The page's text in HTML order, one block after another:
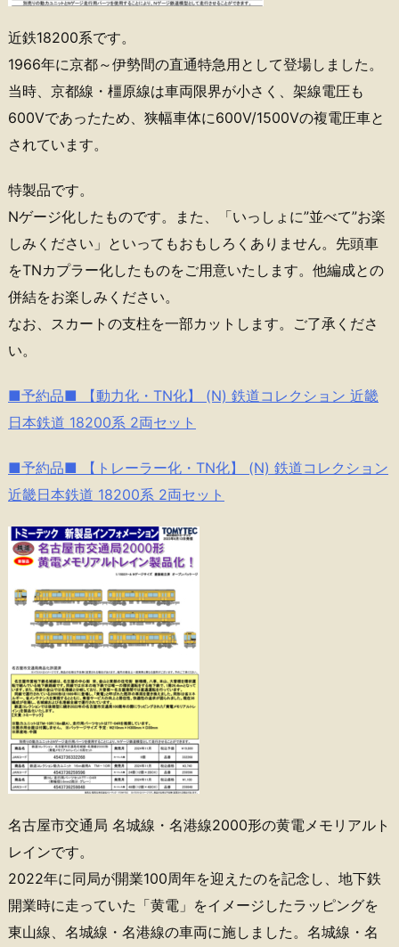
近鉄18200系です。
1966年に京都～伊勢間の直通特急用として登場しました。
当時、京都線・橿原線は車両限界が小さく、架線電圧も
600Vであったため、狭幅車体に600V/1500Vの複電圧車と
されています。
特製品です。
Nゲージ化したものです。また、「いっしょに”並べて”お楽
しみください」といってもおもしろくありません。先頭車
をTNカプラー化したものをご用意いたします。他編成との
併結をお楽しみください。
なお、スカートの支柱を一部カットします。ご了承くださ
い。
■予約品■ 【動力化・TN化】 (N) 鉄道コレクション 近畿
日本鉄道 18200系 2両セット
■予約品■ 【トレーラー化・TN化】 (N) 鉄道コレクション
近畿日本鉄道 18200系 2両セット
名古屋市交通局 名城線・名港線2000形の黄電メモリアルト
レインです。
2022年に同局が開業100周年を迎えたのを記念し、地下鉄
開業時に走っていた「黄電」をイメージしたラッピングを
東山線、名城線・名港線の車両に施しました。名城線・名